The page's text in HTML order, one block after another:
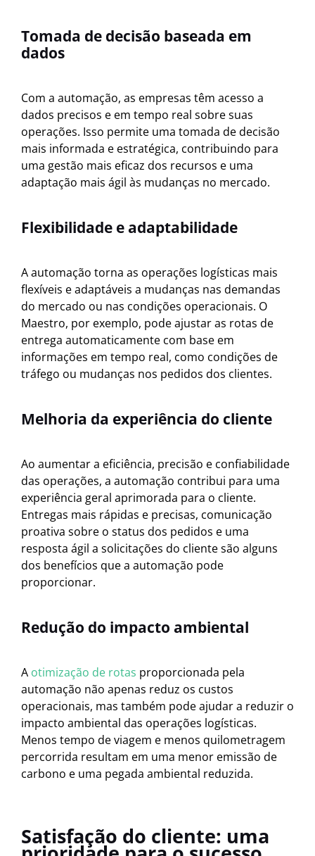
Tomada de decisão baseada em
dados
Com a automação, as empresas têm acesso a
dados precisos e em tempo real sobre suas
operações. Isso permite uma tomada de decisão
mais informada e estratégica, contribuindo para
uma gestão mais eficaz dos recursos e uma
adaptação mais ágil às mudanças no mercado.
Flexibilidade e adaptabilidade
A automação torna as operações logísticas mais
flexíveis e adaptáveis a mudanças nas demandas
do mercado ou nas condições operacionais. O
Maestro, por exemplo, pode ajustar as rotas de
entrega automaticamente com base em
informações em tempo real, como condições de
tráfego ou mudanças nos pedidos dos clientes.
Melhoria da experiência do cliente
Ao aumentar a eficiência, precisão e confiabilidade
das operações, a automação contribui para uma
experiência geral aprimorada para o cliente.
Entregas mais rápidas e precisas, comunicação
proativa sobre o status dos pedidos e uma
resposta ágil a solicitações do cliente são alguns
dos benefícios que a automação pode
proporcionar.
Redução do impacto ambiental
A otimização de rotas proporcionada pela
automação não apenas reduz os custos
operacionais, mas também pode ajudar a reduzir o
impacto ambiental das operações logísticas.
Menos tempo de viagem e menos quilometragem
percorrida resultam em uma menor emissão de
carbono e uma pegada ambiental reduzida.
Satisfação do cliente: uma